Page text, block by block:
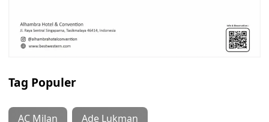
Tag Populer
AC Milan Ade Lukman